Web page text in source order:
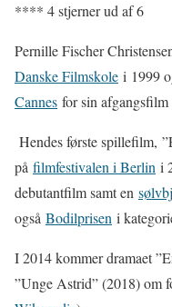
**** 4 stjerner ud af 6
Pernille Fischer
Danske Filmskole i 1999
Cannes for sin afgangsfilm
Hendes første spillefilm,
på filmfestivalen i Berlin i
debutantfilm samt en
også Bodilprisen i
I 2014 kommer dramaet
”Unge Astrid” (2018) om